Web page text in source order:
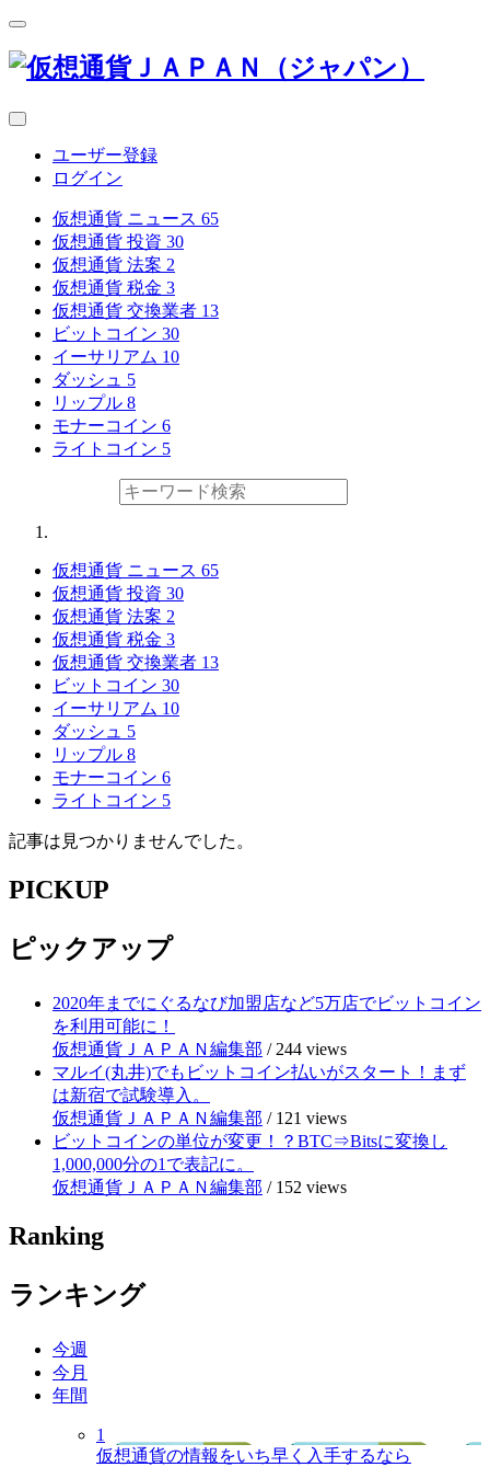
ユーザー登録
ログイン
仮想通貨 ニュース 65
仮想通貨 投資 30
仮想通貨 法案 2
仮想通貨 税金 3
仮想通貨 交換業者 13
ビットコイン 30
イーサリアム 10
ダッシュ 5
リップル 8
モナーコイン 6
ライトコイン 5
仮想通貨 ニュース 65
仮想通貨 投資 30
仮想通貨 法案 2
仮想通貨 税金 3
仮想通貨 交換業者 13
ビットコイン 30
イーサリアム 10
ダッシュ 5
リップル 8
モナーコイン 6
ライトコイン 5
記事は見つかりませんでした。
PICKUP
ピックアップ
2020年までにぐるなび加盟店など5万店でビットコイン
を利用可能に！
仮想通貨ＪＡＰＡＮ編集部 / 244 views
マルイ(丸井)でもビットコイン払いがスタート！まず
は新宿で試験導入。
仮想通貨ＪＡＰＡＮ編集部 / 121 views
ビットコインの単位が変更！？BTC⇒Bitsに変換し
1,000,000分の1で表記に。
仮想通貨ＪＡＰＡＮ編集部 / 152 views
Ranking
ランキング
今週
今月
年間
1
仮想通貨の情報をいち早く入手するなら